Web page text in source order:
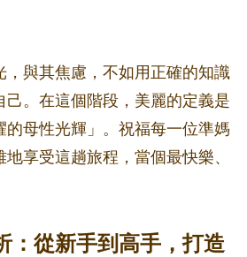
，與其焦慮，不如用正確的知識
己。在這個階段，美麗的定義是
的母性光輝」。祝福每一位準媽
享受這趟旅程，當個最快樂、
：從新手到高手，打造